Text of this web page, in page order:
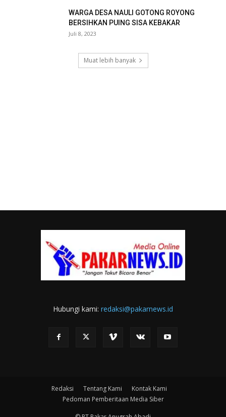
WARGA DESA NAULI GOTONG ROYONG
BERSIHKAN PUING SISA KEBAKAR
Juli 8, 2023
Muat lebih banyak
Hubungi kami: redaksi@pakarnews.id
Redaksi Tentang Kami
Kontak Kami
Pedoman Pemberitaan Media Siber